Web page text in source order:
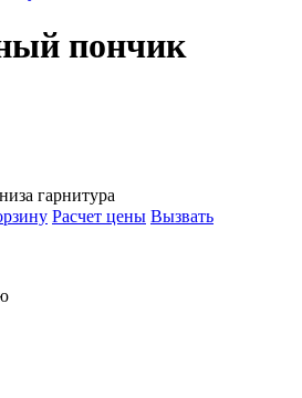
пончик
гарнитура
Расчет цены Вызвать